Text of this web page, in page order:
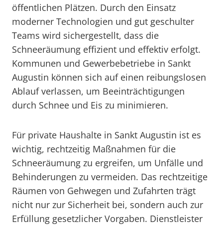
öffentlichen Plätzen. Durch den Einsatz
moderner Technologien und gut geschulter
Teams wird sichergestellt, dass die
Schneeräumung effizient und effektiv erfolgt.
Kommunen und Gewerbebetriebe in Sankt
Augustin können sich auf einen reibungslosen
Ablauf verlassen, um Beeinträchtigungen
durch Schnee und Eis zu minimieren.
Für private Haushalte in Sankt Augustin ist es
wichtig, rechtzeitig Maßnahmen für die
Schneeräumung zu ergreifen, um Unfälle und
Behinderungen zu vermeiden. Das rechtzeitige
Räumen von Gehwegen und Zufahrten trägt
nicht nur zur Sicherheit bei, sondern auch zur
Erfüllung gesetzlicher Vorgaben. Dienstleister